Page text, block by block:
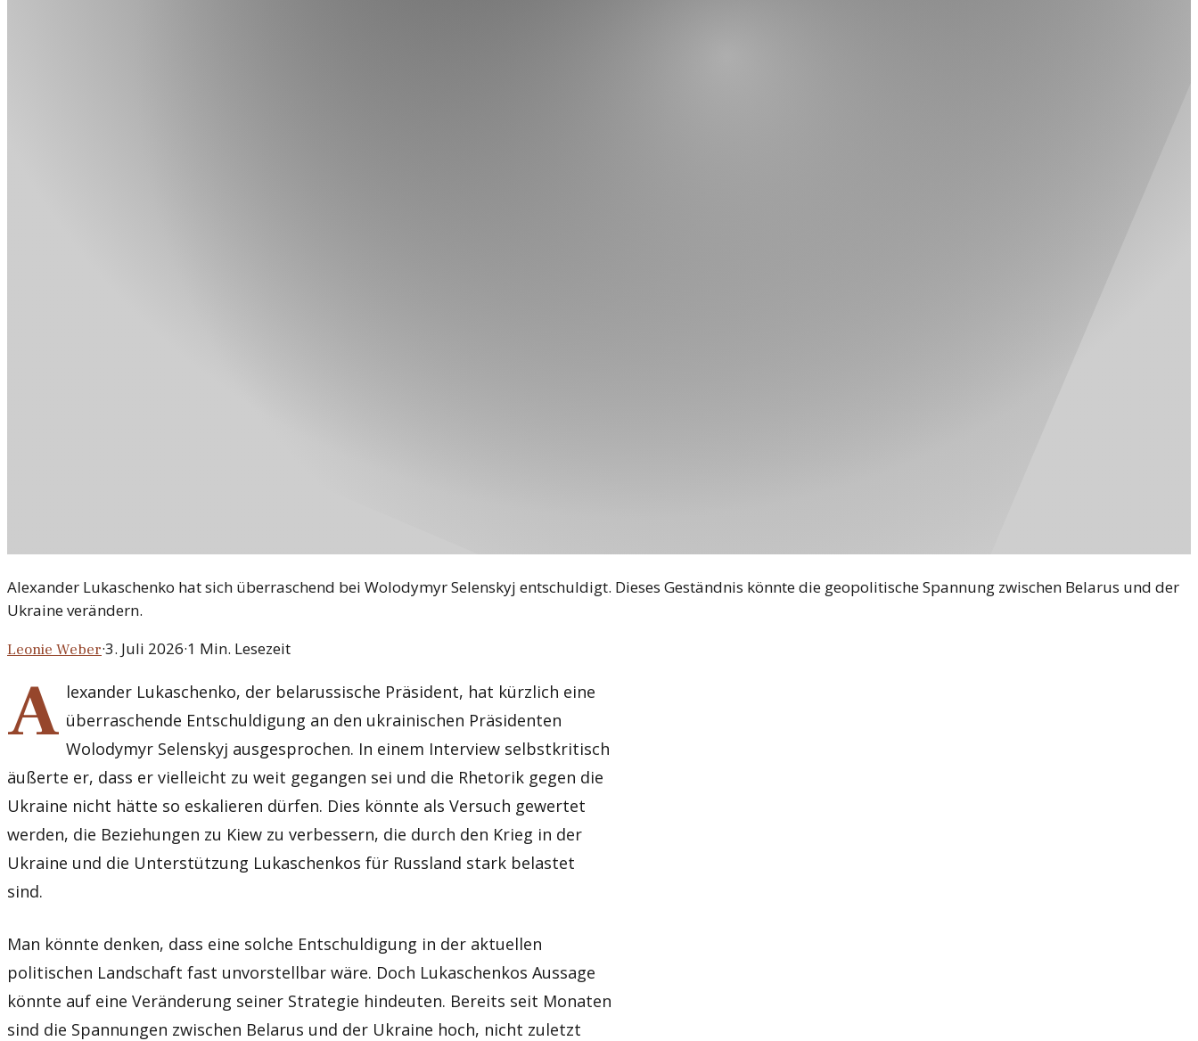
Alexander Lukaschenko hat sich überraschend bei Wolodymyr Selenskyj entschuldigt. Dieses Geständnis könnte die geopolitische Spannung zwischen Belarus und der
Ukraine verändern.
Leonie Weber·3. Juli 2026·1 Min. Lesezeit
A lexander Lukaschenko, der belarussische Präsident, hat kürzlich eine
überraschende Entschuldigung an den ukrainischen Präsidenten
Wolodymyr Selenskyj ausgesprochen. In einem Interview selbstkritisch
äußerte er, dass er vielleicht zu weit gegangen sei und die Rhetorik gegen die
Ukraine nicht hätte so eskalieren dürfen. Dies könnte als Versuch gewertet
werden, die Beziehungen zu Kiew zu verbessern, die durch den Krieg in der
Ukraine und die Unterstützung Lukaschenkos für Russland stark belastet
sind.
Man könnte denken, dass eine solche Entschuldigung in der aktuellen
politischen Landschaft fast unvorstellbar wäre. Doch Lukaschenkos Aussage
könnte auf eine Veränderung seiner Strategie hindeuten. Bereits seit Monaten
sind die Spannungen zwischen Belarus und der Ukraine hoch, nicht zuletzt